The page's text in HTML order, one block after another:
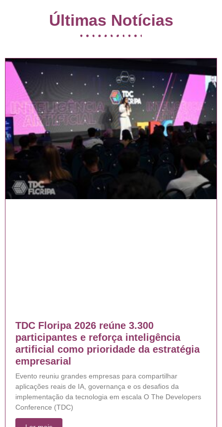
Últimas Notícias
TDC Floripa 2026 reúne 3.300
participantes e reforça inteligência
artificial como prioridade da estratégia
empresarial
Evento reuniu grandes empresas para compartilhar
aplicações reais de IA, governança e os desafios da
implementação da tecnologia em escala O The Developers
Conference (TDC)